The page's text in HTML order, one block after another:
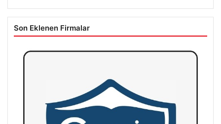
Son Eklenen Firmalar